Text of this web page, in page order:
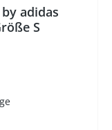
adidas
S